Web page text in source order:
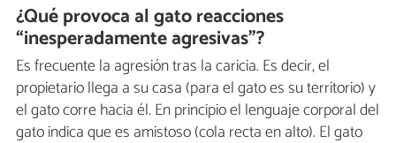
¿Qué provoca al gato reacciones
“inesperadamente agresivas”?
Es frecuente la agresión tras la caricia. Es decir, el
propietario llega a su casa (para el gato es su territorio) y
el gato corre hacia él. En principio el lenguaje corporal del
gato indica que es amistoso (cola recta en alto). El gato